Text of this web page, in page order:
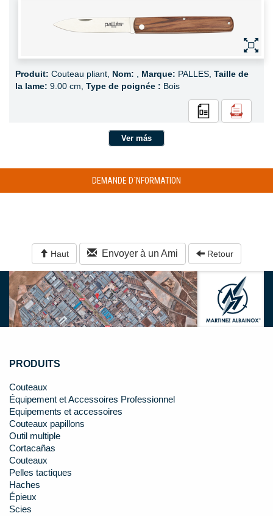
Produit: Couteau pliant, Nom: Marque: PALLES, Taille de
la lame: 9.00 cm, Type de poignée : Bois
Ver más
DEMANDE D´NFORMATION
Haut Envoyer à un Ami Retour
PRODUITS
Couteaux
Équipement et Accessoires Professionnel
Equipements et accessoires
Couteaux papillons
Outil multiple
Cortacañas
Couteaux
Pelles tactiques
Haches
Épieux
Scies